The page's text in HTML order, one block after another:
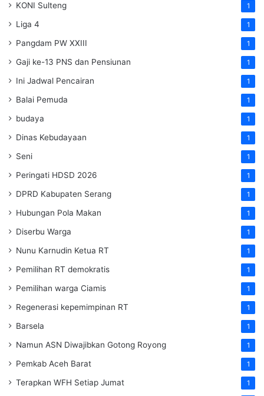
KONI Sulteng 1
Liga 4 1
Pangdam PW XXIII 1
Gaji ke-13 PNS dan Pensiunan 1
Ini Jadwal Pencairan 1
Balai Pemuda 1
budaya 1
Dinas Kebudayaan 1
Seni 1
Peringati HDSD 2026 1
DPRD Kabupaten Serang 1
Hubungan Pola Makan 1
Diserbu Warga 1
Nunu Karnudin Ketua RT 1
Pemilihan RT demokratis 1
Pemilihan warga Ciamis 1
Regenerasi kepemimpinan RT 1
Barsela 1
Namun ASN Diwajibkan Gotong Royong 1
Pemkab Aceh Barat 1
Terapkan WFH Setiap Jumat 1